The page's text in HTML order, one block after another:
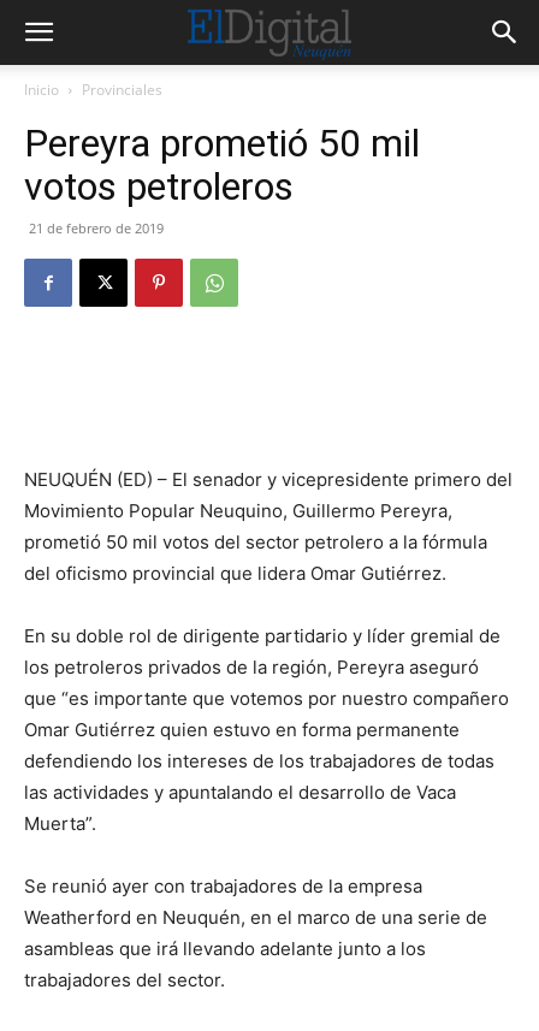
Inicio Provinciales
Pereyra prometió 50 mil
votos petroleros
21 de febrero de 2019
NEUQUÉN (ED) – El senador y vicepresidente primero del
Movimiento Popular Neuquino, Guillermo Pereyra,
prometió 50 mil votos del sector petrolero a la fórmula
del oficismo provincial que lidera Omar Gutiérrez.
En su doble rol de dirigente partidario y líder gremial de
los petroleros privados de la región, Pereyra aseguró
que “es importante que votemos por nuestro compañero
Omar Gutiérrez quien estuvo en forma permanente
defendiendo los intereses de los trabajadores de todas
las actividades y apuntalando el desarrollo de Vaca
Muerta”.
Se reunió ayer con trabajadores de la empresa
Weatherford en Neuquén, en el marco de una serie de
asambleas que irá llevando adelante junto a los
trabajadores del sector.